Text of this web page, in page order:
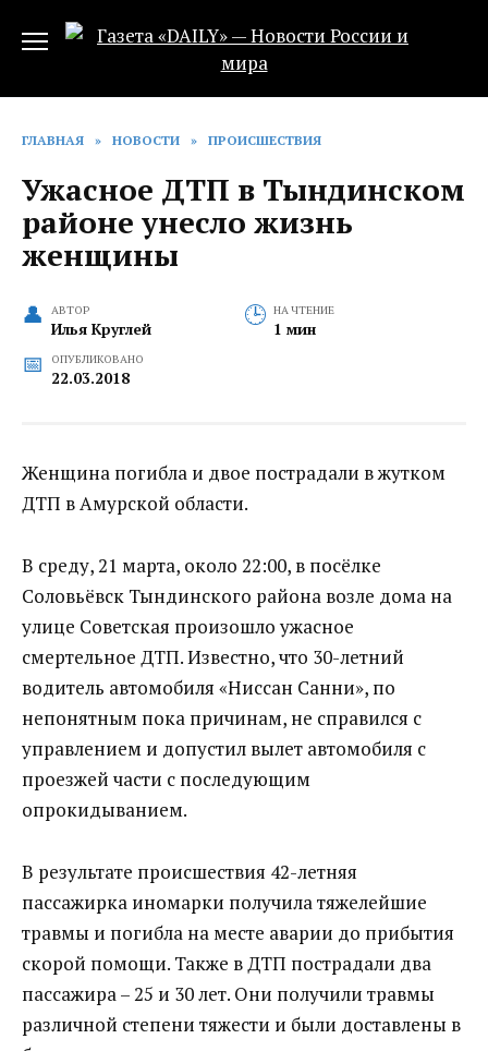
ГЛАВНАЯ » НОВОСТИ » ПРОИСШЕСТВИЯ
Ужасное ДТП в Тындинском
районе унесло жизнь
женщины
АВТОР
Илья Круглей
НА ЧТЕНИЕ
1 мин
ОПУБЛИКОВАНО
22.03.2018
Женщина погибла и двое пострадали в жутком
ДТП в Амурской области.
В среду, 21 марта, около 22:00, в посёлке
Соловьёвск Тындинского района возле дома на
улице Советская произошло ужасное
смертельное ДТП. Известно, что 30-летний
водитель автомобиля «Ниссан Санни», по
непонятным пока причинам, не справился с
управлением и допустил вылет автомобиля с
проезжей части с последующим
опрокидыванием.
В результате происшествия 42-летняя
пассажирка иномарки получила тяжелейшие
травмы и погибла на месте аварии до прибытия
скорой помощи. Также в ДТП пострадали два
пассажира – 25 и 30 лет. Они получили травмы
различной степени тяжести и были доставлены в